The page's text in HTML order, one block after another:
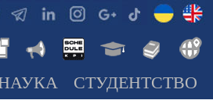
СТУДЕНТСТВО